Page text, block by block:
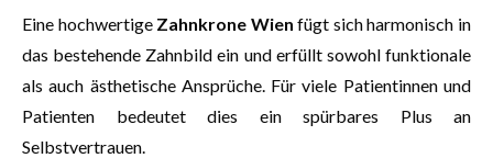
Eine hochwertige Zahnkrone Wien fügt sich harmonisch in
das bestehende Zahnbild ein und erfüllt sowohl funktionale
als auch ästhetische Ansprüche. Für viele Patientinnen und
Patienten bedeutet dies ein spürbares Plus an
Selbstvertrauen.